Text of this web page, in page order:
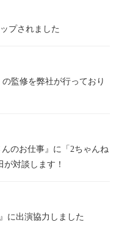
プされました
監修を弊社が行っており
のお仕事』に「2ちゃんね
対談します！
に出演協力しました